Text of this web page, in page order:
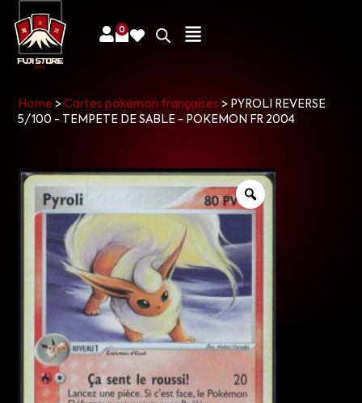
0
Home >Cartes pokémon françaises > PYROLI REVERSE
5/100 - TEMPETE DE SABLE - POKEMON FR 2004